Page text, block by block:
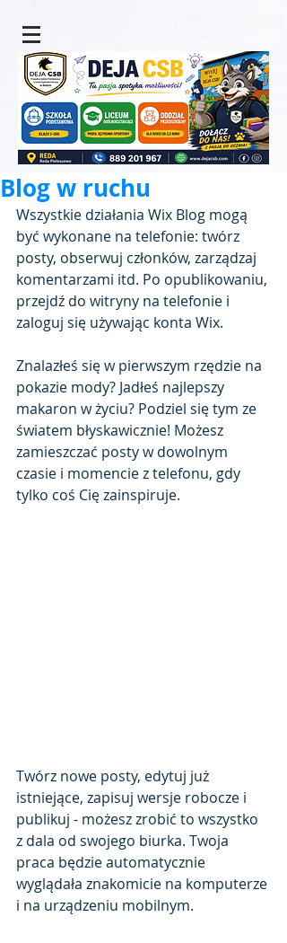
Blog w ruchu
Wszystkie działania Wix Blog mogą
być wykonane na telefonie: twórz
posty, obserwuj członków, zarządzaj
komentarzami itd. Po opublikowaniu,
przejdź do witryny na telefonie i
zaloguj się używając konta Wix.
Znalazłeś się w pierwszym rzędzie na
pokazie mody? Jadłeś najlepszy
makaron w życiu? Podziel się tym ze
światem błyskawicznie! Możesz
zamieszczać posty w dowolnym
czasie i momencie z telefonu, gdy
tylko coś Cię zainspiruje.
Twórz nowe posty, edytuj już
istniejące, zapisuj wersje robocze i
publikuj - możesz zrobić to wszystko
z dala od swojego biurka. Twoja
praca będzie automatycznie
wyglądała znakomicie na komputerze
i na urządzeniu mobilnym.